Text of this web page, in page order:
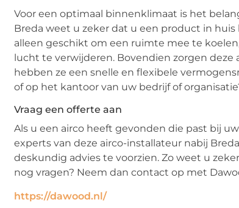
Voor een optimaal binnenklimaat is het
Breda weet u zeker dat u een product in huis
alleen geschikt om een ruimte mee te
lucht te verwijderen. Bovendien zorgen deze
hebben ze een snelle en flexibele
of op het kantoor van uw bedrijf of
Vraag een offerte aan
Als u een airco heeft gevonden die past bij
experts van deze airco-installateur nabij
deskundig advies te voorzien. Zo weet u
nog vragen? Neem dan contact op met
https://dawood.nl/